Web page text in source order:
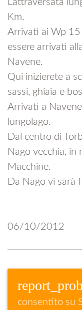
Lattraversata
Km.
Arrivati ai Wp 15
essere arrivati
Navene.
Qui inizierete a
sassi, ghiaia e
Arrivati a
lungolago.
Dal centro di
Nago vecchia, in
Macchine.
Da Nago vi sarà
06/10/2012
consentito su